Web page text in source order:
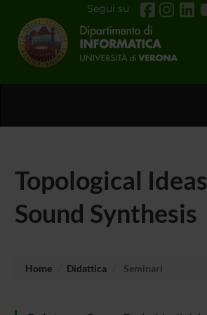
Segui su
Topological
Sound Synthesis
Home Didattica Seminari